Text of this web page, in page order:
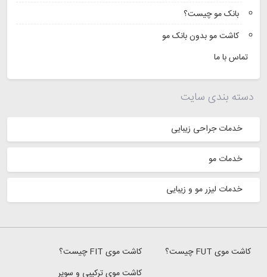
بانک مو چیست؟
کاشت مو بدون بانک مو
تماس با ما
دسته بندی سایت
خدمات جراحی زیبایی
خدمات مو
خدمات لیزر مو و زیبایی
کاشت موی FUT چیست؟
کاشت موی FIT چیست؟
کاشت موی ترکیبی و سوپر